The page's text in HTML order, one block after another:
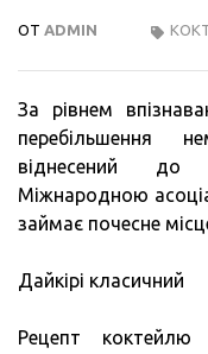
ОТ ADMIN
За рівнем
перебільшення
віднесений до
Міжнародною
займає почесне
Дайкірі класичний
Рецепт